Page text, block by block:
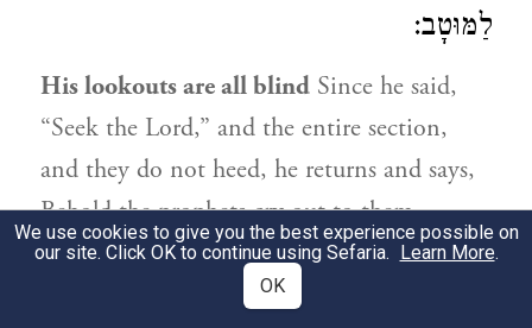
לַמּוּטָב:
His lookouts are all blind Since he said,
“Seek the Lord,” and the entire section,
and they do not heed, he returns and says,
Behold the prophets cry out to them
([Mss.:] to you) and announce concerning
repentance, so that it will be good for
We use cookies to give you the best experience possible on
our site. Click OK to continue using Sefaria. Learn More.
OK